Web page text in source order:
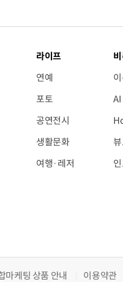
라이프
연예
포토
공연전시
생활문화
여행·레저
마케팅 상품 안내 이용약관